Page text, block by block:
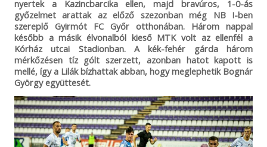
nyertek a Kazincbarcika ellen, majd bravúros, 1-0-ás
győzelmet arattak az előző szezonban még NB I-ben
szereplő Gyirmót FC Győr otthonában. Három nappal
később a másik élvonalból kieső MTK volt az ellenfél a
Kórház utcai Stadionban. A kék-fehér gárda három
mérkőzésen tíz gólt szerzett, azonban hatot kapott is
mellé, így a Lilák bízhattak abban, hogy meglephetik Bognár
György együttesét.